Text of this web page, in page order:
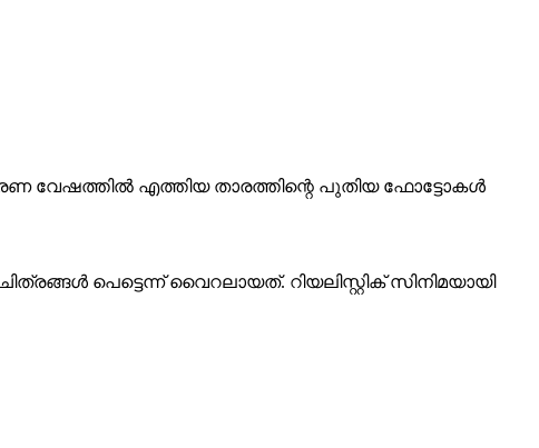
വേഷത്തിൽ എത്തിയ താരത്തിന്റെ പുതിയ ഫോട്ടോകൾ
പെട്ടെന്ന് വൈറലായത്. റിയലിസ്റ്റിക് സിനിമയായി